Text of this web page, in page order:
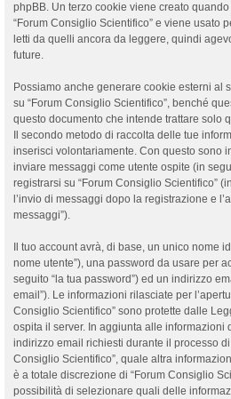
phpBB. Un terzo cookie viene creato
“Forum Consiglio Scientifico” e viene usato
letti da quelli ancora da leggere, quindi
future.
Possiamo anche generare cookie esterni al
su “Forum Consiglio Scientifico”, benché
questo documento che intende trattare solo
Il secondo metodo di raccolta delle tue
inserisci volontariamente. Con questo sono
inviare messaggi come utente ospite (in
registrarsi su “Forum Consiglio Scientifico”
l’invio di messaggi dopo la registrazione e
messaggi”).
Il tuo account avrà, di base, un unico nome
nome utente”), una password da usare per
seguito “la tua password”) ed un indirizzo
email”). Le informazioni rilasciate per
Consiglio Scientifico” sono protette dalle
ospita il server. In aggiunta alle informazioni
indirizzo email richiesti durante il processo
Consiglio Scientifico”, quale altra
è a totale discrezione di “Forum Consiglio
possibilità di selezionare quali delle